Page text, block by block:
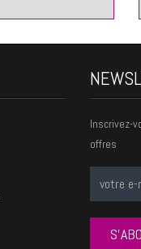
Inscrivez-
offres